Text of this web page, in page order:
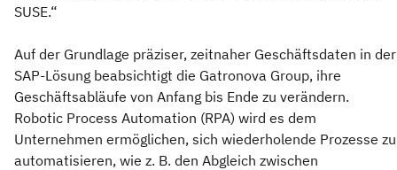
SUSE.“
Auf der Grundlage präziser, zeitnaher Geschäftsdaten in der
SAP-Lösung beabsichtigt die Gatronova Group, ihre
Geschäftsabläufe von Anfang bis Ende zu verändern.
Robotic Process Automation (RPA) wird es dem
Unternehmen ermöglichen, sich wiederholende Prozesse zu
automatisieren, wie z. B. den Abgleich zwischen